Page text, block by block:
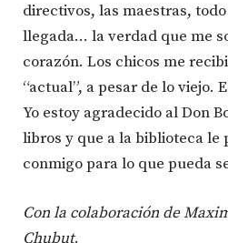
directivos, las maestras,
llegada… la verdad que me
corazón. Los chicos me
“actual”, a pesar de lo viejo.
Yo estoy agradecido al Don
libros y que a la biblioteca
conmigo para lo que pueda
Con la colaboración de
Chubut.